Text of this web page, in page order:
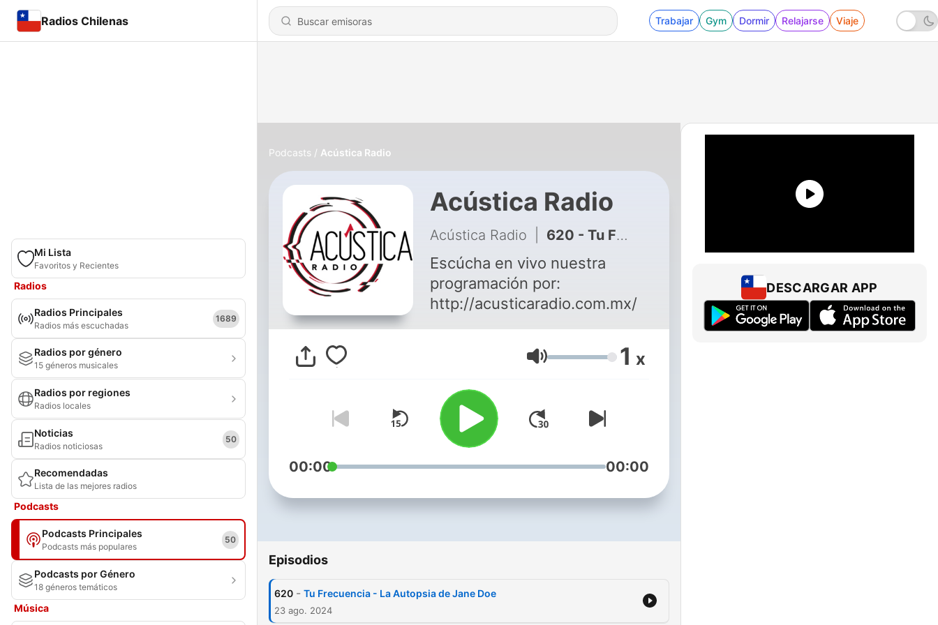
Radios Chilenas Trabajar Gym Dormir Relajarse Viaje
Mi Lista
Favoritos y Recientes
Radios
Radios Principales
Radios más escuchadas
1689
Radios por género
15 géneros musicales
Radios por regiones
Radios locales
Noticias
Radios noticiosas
50
Recomendadas
Lista de las mejores radios
Podcasts
Podcasts Principales
Podcasts más populares
50
Podcasts por Género
18 géneros temáticos
Música
Podcasts Acústica Radio
Acústica Radio
Acústica Radio 620 - Tu Frecuencia - La Autopsia de Jane Doe
Escúcha en vivo nuestra
programación por:
http://acusticaradio.com.mx/
Volumen 1 x
00:00 00:00
Episodios
620 - Tu Frecuencia - La Autopsia de Jane Doe
23 ago. 2024
DESCARGAR APP